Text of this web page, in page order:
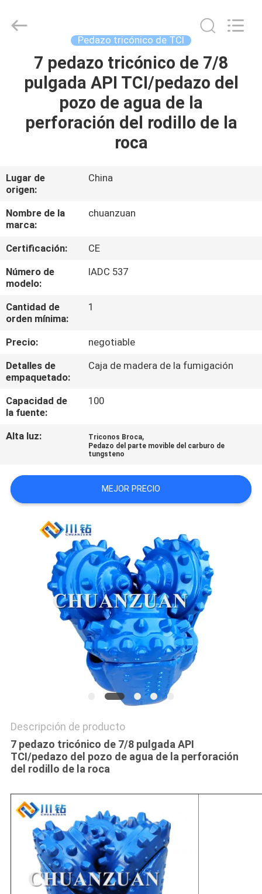
HOGAR
PRODUCTOS
SOBRE
VIAJE
DE
LA
FÁBRICA
CONTROL
DE
ÉNTRENOS
EN
CONTACTO
CON
PIDA
Proveedor.
Copyright
Equipment
Pedazo tricónico de TCI
7 pedazo tricónico de 7/8
pulgada API TCI/pedazo del
pozo de agua de la
perforación del rodillo de la
roca
Lugar de
origen:
China
Nombre de la
marca:
chuanzuan
Certificación:
CE
Número de
modelo:
IADC 537
Cantidad de
orden mínima:
1
Precio:
negotiable
Detalles de
empaquetado:
Caja de madera de la fumigación
Capacidad de
la fuente:
100
Alta luz: Triconos Broca,
Pedazo del parte movible del carburo de
tungsteno
MEJOR PRECIO
Descripción de producto
7 pedazo tricónico de 7/8 pulgada API
TCI/pedazo del pozo de agua de la perforación
del rodillo de la roca